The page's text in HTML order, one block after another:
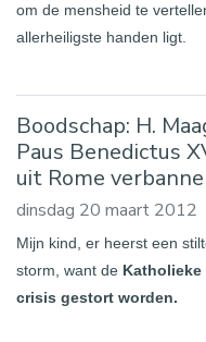
om de mensheid te
allerheiligste handen ligt.
Boodschap: H.
Paus Benedictus
uit Rome
dinsdag 20 maart 2012
Mijn kind, er heerst een
storm, want de Katholieke
crisis gestort worden.